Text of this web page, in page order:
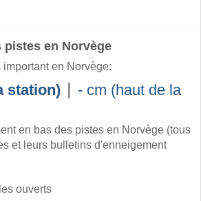
pistes en Norvège
en Norvège:
station) | - cm (haut de la
en bas des pistes en Norvège (tous
et leurs bulletins d'enneigement
ouverts